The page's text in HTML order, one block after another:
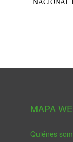
NACIONAL
MAPA
Quiénes